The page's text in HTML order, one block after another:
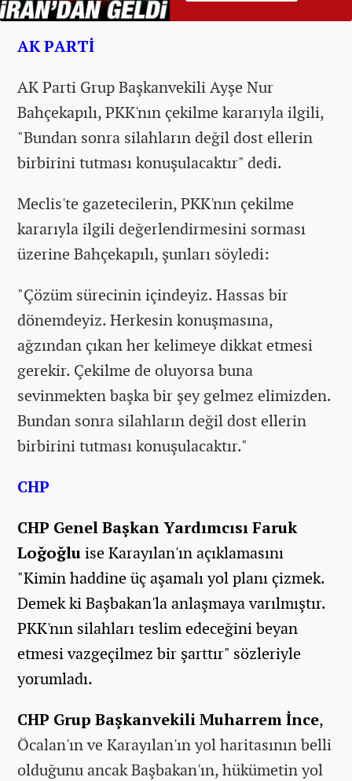
AK PARTİ
AK Parti Grup Başkanvekili Ayşe Nur
Bahçekapılı, PKK'nın çekilme kararıyla ilgili,
"Bundan sonra silahların değil dost ellerin
birbirini tutması konuşulacaktır" dedi.
Meclis'te gazetecilerin, PKK'nın çekilme
kararıyla ilgili değerlendirmesini sorması
üzerine Bahçekapılı, şunları söyledi:
"Çözüm sürecinin içindeyiz. Hassas bir
dönemdeyiz. Herkesin konuşmasına,
ağzından çıkan her kelimeye dikkat etmesi
gerekir. Çekilme de oluyorsa buna
sevinmekten başka bir şey gelmez elimizden.
Bundan sonra silahların değil dost ellerin
birbirini tutması konuşulacaktır."
CHP
CHP Genel Başkan Yardımcısı Faruk
Loğoğluise Karayılan'ın açıklamasını
"Kimin haddine üç aşamalı yol planı çizmek.
Demek ki Başbakan'la anlaşmaya varılmıştır.
PKK'nın silahları teslim edeceğini beyan
etmesi vazgeçilmez bir şarttır" sözleriyle
yorumladı.
CHP Grup Başkanvekili Muharrem İnce,
Öcalan'ın ve Karayılan'ın yol haritasının belli
olduğunu ancak Başbakan'ın, hükümetin yol